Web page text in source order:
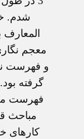
شدم.
معجم
و فهرست
گرفته
فهرست
مباحث
کارهای